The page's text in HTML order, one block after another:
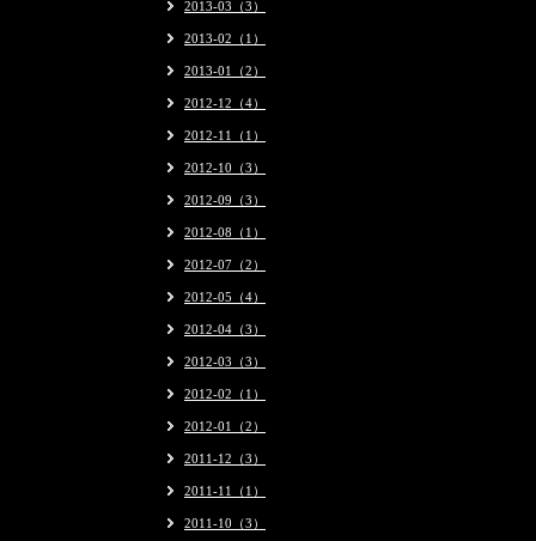
2013-03（3）
2013-02（1）
2013-01（2）
2012-12（4）
2012-11（1）
2012-10（3）
2012-09（3）
2012-08（1）
2012-07（2）
2012-05（4）
2012-04（3）
2012-03（3）
2012-02（1）
2012-01（2）
2011-12（3）
2011-11（1）
2011-10（3）